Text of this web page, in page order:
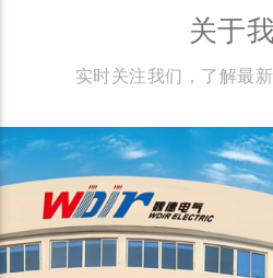
关于
实时关注我们，了解最